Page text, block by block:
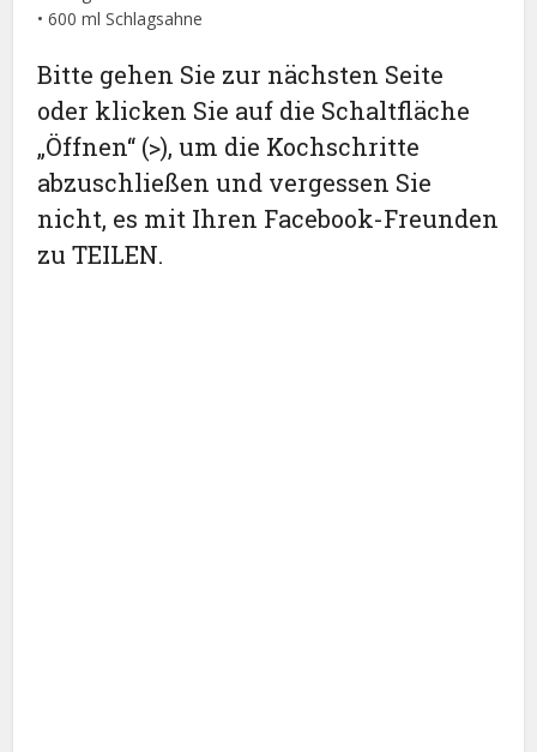
• 600 ml Schlagsahne
Bitte gehen Sie zur nächsten Seite
oder klicken Sie auf die Schaltfläche
„Öffnen“ (>), um die Kochschritte
abzuschließen und vergessen Sie
nicht, es mit Ihren Facebook-Freunden
zu TEILEN.